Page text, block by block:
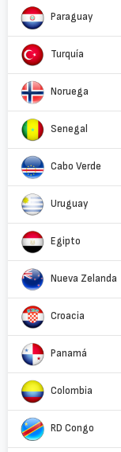
Paraguay
Turquía
Noruega
Senegal
Cabo Verde
Uruguay
Egipto
Nueva Zelanda
Croacia
Panamá
Colombia
RD Congo